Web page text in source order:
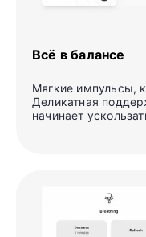
Всё в балансе
Мягкие импульсы,
Деликатная
начинает